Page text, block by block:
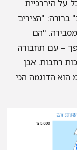
על היררכיית
"הצירים
מסבירה. "הם
– עם תחבורה
רחבות. אבן
צפונה לאורך כ־5.6 ק"מ הוא הדוגמה הכי